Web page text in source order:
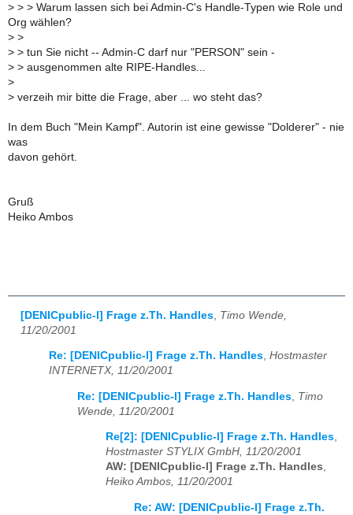
> > > Warum lassen sich bei Admin-C's Handle-Typen wie Role und
Org wählen?
> >
> > tun Sie nicht -- Admin-C darf nur "PERSON" sein -
> > ausgenommen alte RIPE-Handles...
>
> verzeih mir bitte die Frage, aber ... wo steht das?
In dem Buch "Mein Kampf". Autorin ist eine gewisse "Dolderer" - nie
was
davon gehört.
Gruß
Heiko Ambos
[DENICpublic-l] Frage z.Th. Handles Timo Wende,
11/20/2001
Re: [DENICpublic-l] Frage z.Th. Handles, Hostmaster
INTERNETX, 11/20/2001
Re: [DENICpublic-l] Frage z.Th. Handles Timo
Wende, 11/20/2001
Re[2]: [DENICpublic-l] Frage z.Th. Handles,
Hostmaster STYLIX GmbH, 11/20/2001
AW: [DENICpublic-l] Frage z.Th. Handles,
Heiko Ambos, 11/20/2001
Re: AW: [DENICpublic-l] Frage z.Th.